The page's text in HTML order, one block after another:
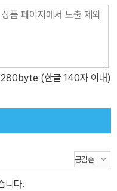
나의 결핍일 수도 있다. 빈
거리가 되는 세상에서, 빈틈
다. 언젠가 모두에게 빈틈
말 거야, 불안해하면서 말이
보면 넘어질 수밖에 없다.
된다. 스스로 나의 빈틈을
도 마주하지 못한다. 마음
우리는 ‘어른’이 되지 못하
(한글 140자 이내)
니다.